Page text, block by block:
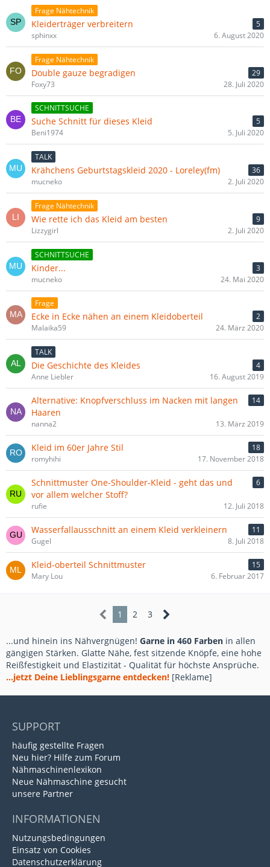
Frage Nähtechnik
Kleiderträger verbreitern
5
sphinxx
6. August 2020
Frage Nähtechnik
Double gauze begradigen
29
Foxy73
28. Juli 2020
SCHNITTSUCHE
Suche Schnitt für dieses Kleid
5
Beni1974
5. Juli 2020
TALK
Krähchens Geburtstagskleid 2020 - Loreley(fm)
36
mucneko
2. Juli 2020
Frage Nähtechnik
Wie rette ich das Kleid am besten
9
Lizzygirl
2. Juli 2020
SCHNITTSUCHE
Kinder...
3
mucneko
24. Mai 2020
Frage
Ecke in Ecke nähen an einem Kleidoberteil
2
Malaika59
24. März 2020
TALK
Die Geschichte des Kleides
4
Anne Liebler
16. August 2019
Alternative: Knopfverschluss im Nacken mit langen
Haaren
14
nanna2 13. März 2019
Kleid im 60er Jahre Stil
18
romyhihi
17. November 2018
Schnittmuster One-Shoulder-Kleid - geht das und
vor allem welcher Stoff?
6
rufie 12. Juli 2018
Wasserfallausschnitt an einem Kleid verkleinern
11
Gugel
8. Juli 2018
Kleid-oberteil Schnittmuster
15
Mary Lou
6. Februar 2017
1 2 3
...und hinein ins Nähvergnügen! Garne in 460 Farben in allen
gängigen Stärken. Glatte Nähe, fest sitzende Knöpfe, eine hohe
Reißfestigkeit und Elastizität - Qualität für höchste Ansprüche.
...jetzt Deine Lieblingsgarne entdecken! [Reklame]
SUPPORT
häufig gestellte Fragen
Neu hier? Hilfe zum Forum
Nähmaschinenlexikon
Neue Nähmaschine gesucht
unsere Partner
INFORMATIONEN
Nutzungsbedingungen
Einsatz von Cookies
Datenschutzerklärung